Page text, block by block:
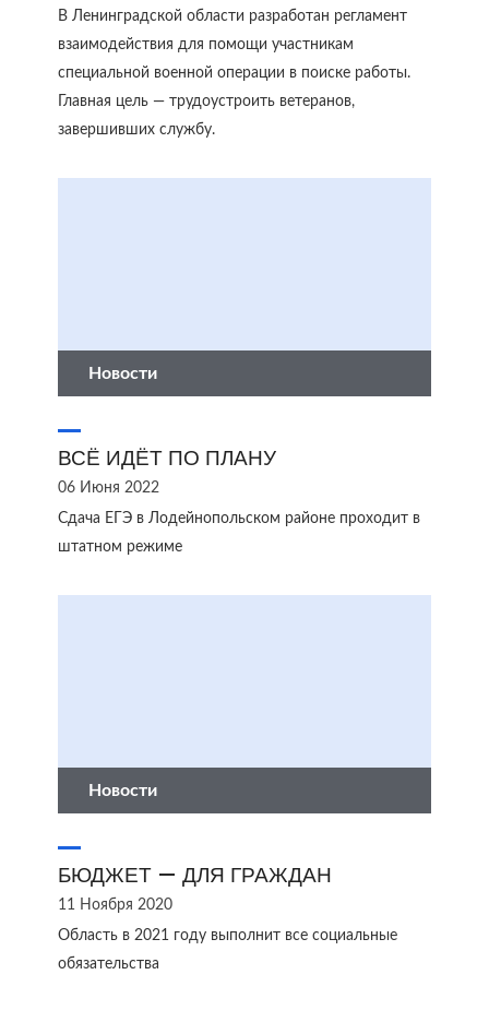
В Ленинградской области разработан регламент
взаимодействия для помощи участникам
специальной военной операции в поиске работы.
Главная цель — трудоустроить ветеранов,
завершивших службу.
Новости
ВСЁ ИДЁТ ПО ПЛАНУ
06 Июня 2022
Сдача ЕГЭ в Лодейнопольском районе проходит в
штатном режиме
Новости
БЮДЖЕТ — ДЛЯ ГРАЖДАН
11 Ноября 2020
Область в 2021 году выполнит все социальные
обязательства